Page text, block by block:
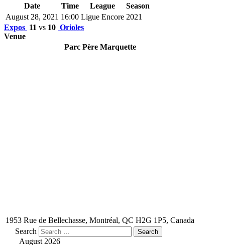
Date
Time League
Season
August 28, 2021 16:00 Ligue Encore 2021
Expos 11 vs 10 Orioles
Venue
Parc Père Marquette
1953 Rue de Bellechasse, Montréal, QC H2G 1P5, Canada
Search
August 2026